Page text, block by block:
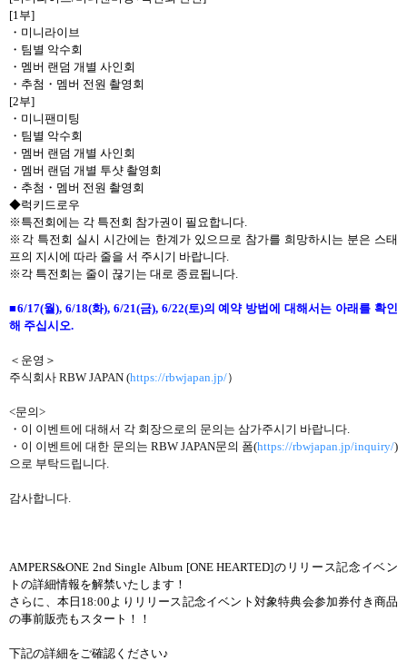
[1부]
・ 미니라이브
・ 팀별 악수회
・ 멤버 랜덤 개별 사인회
・ 추첨 ・ 멤버 전원 촬영회
[2부]
・ 미니팬미팅
・ 팀별 악수회
・ 멤버 랜덤 개별 사인회
・ 멤버 랜덤 개별 투샷 촬영회
・ 추첨 ・ 멤버 전원 촬영회
◆럭키드로우
※특전회에는 각 특전회 참가권이 필요합니다.
※각 특전회 실시 시간에는 한계가 있으므로 참가를 희망하시는 분은 스태
프의 지시에 따라 줄을 서 주시기 바랍니다.
※각 특전회는 줄이 끊기는 대로 종료됩니다.
■6/17(월), 6/18(화), 6/21(금), 6/22(토)의 예약 방법에 대해서는 아래를 확인
해 주십시오.
＜ 운영 ＞
주식회사 RBW JAPAN (https://rbwjapan.jp/）
<문의>
・ 이 이벤트에 대해서 각 회장으로의 문의는 삼가주시기 바랍니다.
・ 이 이벤트에 대한 문의는 RBW JAPAN문의 폼(https://rbwjapan.jp/inquiry/)
으로 부탁드립니다.
감사합니다.
AMPERS&ONE 2nd Single Album [ONE HEARTED]のリリース記念イベン
トの詳細情報を解禁いたします！
さらに、本日 18:00よりリリース記念イベント対象特典会参加券付き商品
の事前販売もスタート！！
下記の詳細をご確認ください♪